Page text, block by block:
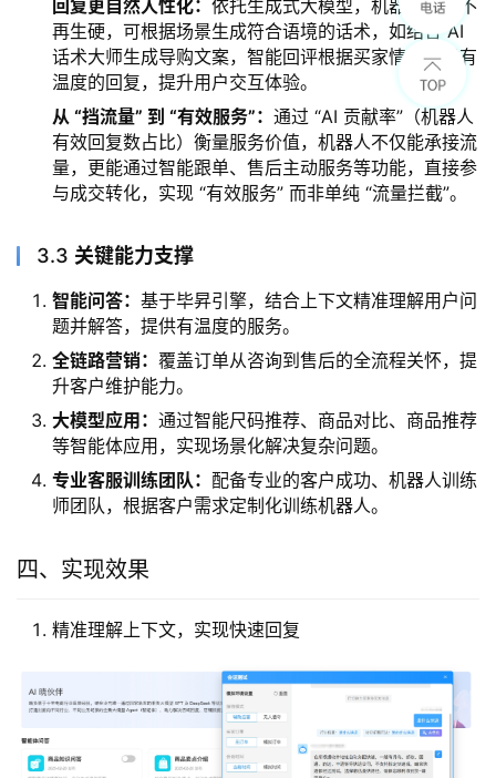
回复更自然人性化： 依托生成式大模型，机器人回复不
再生硬，可根据场景生成符合语境的话术，如结合 AI
话术大师生成导购文案，智能回评根据买家情绪生成有
温度的回复，提升用户交互体验。
从 “挡流量” 到 “有效服务”： 通过 “AI 贡献率”（机器人
有效回复数占比）衡量服务价值，机器人不仅能承接流
量，更能通过智能跟单、售后主动服务等功能，直接参
与成交转化，实现 “有效服务” 而非单纯 “流量拦截”。
3.3 关键能力支撑
智能问答： 基于毕昇引擎，结合上下文精准理解用户问
题并解答，提供有温度的服务。
全链路营销： 覆盖订单从咨询到售后的全流程关怀，提
升客户维护能力。
大模型应用： 通过智能尺码推荐、商品对比、商品推荐
等智能体应用，实现场景化解决复杂问题。
专业客服训练团队： 配备专业的客户成功、机器人训练
师团队，根据客户需求定制化训练机器人。
四、实现效果
精准理解上下文，实现快速回复